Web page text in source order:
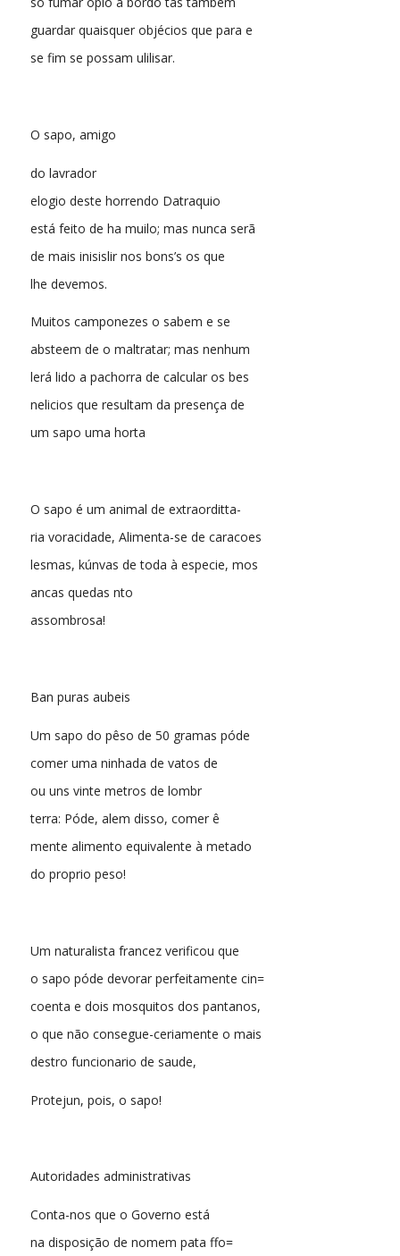
guardar quaisquer objécios que para e
se fim se possam ulilisar.
O sapo, amigo
do lavrador
elogio deste horrendo Datraquio
está feito de ha muilo; mas nunca serã
de mais inisislir nos bons’s os que
lhe devemos.
Muitos camponezes o sabem e se
absteem de o maltratar; mas nenhum
lerá lido a pachorra de calcular os bes
nelicios que resultam da presença de
um sapo uma horta
O sapo é um animal de extraorditta-
ria voracidade, Alimenta-se de caracoes
lesmas, kúnvas de toda à especie, mos
ancas quedas nto
assombrosa!
Ban puras aubeis
Um sapo do pêso de 50 gramas póde
comer uma ninhada de vatos de
ou uns vinte metros de lombr
terra: Póde, alem disso, comer ê
mente alimento equivalente à metado
do proprio peso!
Um naturalista francez verificou que
o sapo póde devorar perfeitamente cin=
coenta e dois mosquitos dos pantanos,
o que não consegue-ceriamente o mais
destro funcionario de saude,
Protejun, pois, o sapo!
Autoridades administrativas
Conta-nos que o Governo está
na disposição de nomem pata ffo=